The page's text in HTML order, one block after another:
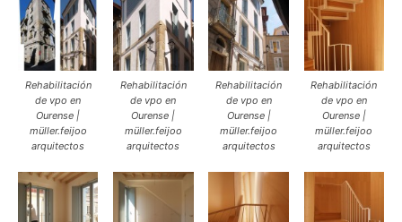
Rehabilitación
de vpo en
Ourense |
müller.feijoo
arquitectos
Rehabilitación
de vpo en
Ourense |
müller.feijoo
arquitectos
Rehabilitación
de vpo en
Ourense |
müller.feijoo
arquitectos
Rehabilitación
de vpo en
Ourense |
müller.feijoo
arquitectos